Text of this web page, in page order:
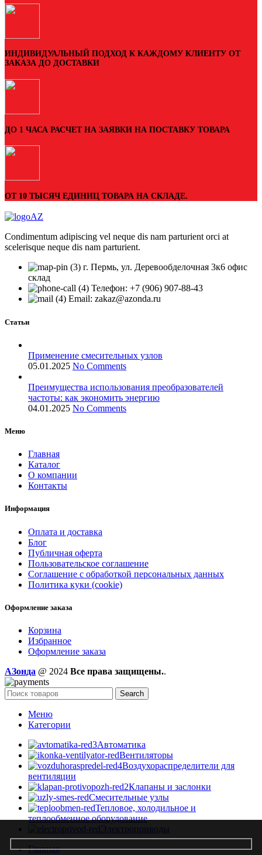
ИНДИВИДУАЛЬНЫЙ ПОДХОД К КАЖДОМУ КЛИЕНТУ ОТ
ЗАКАЗА ДО ДОСТАВКИ
ДО 1 ЧАСА РАСЧЕТ НА ЗАЯВКИ НА ПОСТАВКУ ТОВАРА
ОТ 10 ТЫСЯЧ ЕДИНИЦ ТОВАРА НА СКЛАДЕ.
Condimentum adipiscing vel neque dis nam parturient orci at
scelerisque neque dis nam parturient.
г. Пермь, ул. Деревообделочная 3к6 офис
склад
Телефон: +7 (906) 907-88-43
Email: zakaz@azonda.ru
Статьи
Применение смесительных узлов
05.01.2025 No Comments
Преимущества использования преобразователей
частоты: как экономить энергию
04.01.2025 No Comments
Меню
Главная
Каталог
О компании
Контакты
Информация
Оплата и доставка
Блог
Публичная оферта
Пользовательское соглашение
Соглашение с обработкой персональных данных
Политика куки (cookie)
Оформление заказа
Корзина
Избранное
Оформление заказа
AЗонда @ 2024 Все права защищены..
Search
Меню
Категории
Автоматика
Вентиляторы
Воздухораспределители для
вентиляции
Клапаны и заслонки
Смесительные узлы
Тепловое, холодильное и
теплообменное оборудование
Электроприводы
Главная